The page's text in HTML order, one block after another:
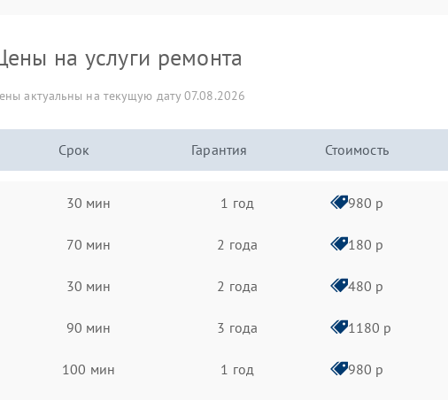
на услуги ремонта
актуальны на текущую дату 07.08.2026
Срок Гарантия Стоимость
30 мин 1 год 980 р
70 мин 2 года 180 р
30 мин 2 года 480 р
90 мин 3 года 1180 р
100 мин 1 год 980 р